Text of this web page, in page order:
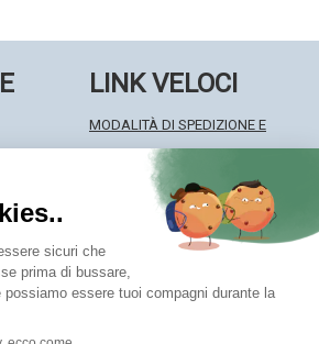
LINK VELOCI
MODALITÀ DI SPEDIZIONE E
MODALITÀ DI PAGAMENTO
INFORMATIVA PRIVACY
CONDIZIONI DI VENDITA